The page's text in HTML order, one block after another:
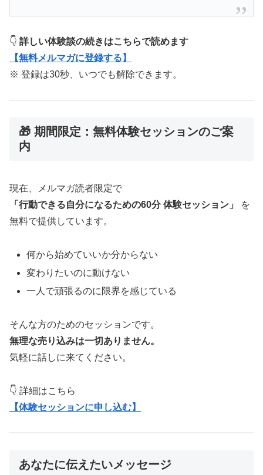
👇 詳しい体験談の続きはこちらで読めます
【無料メルマガに登録する】
※ 登録は30秒、いつでも解除できます。
🎁 期間限定：無料体験セッションのご案
内
現在、メルマガ読者限定で
「行動できる自分になるための60分 体験セッション」
を
無料で提供しています。
何から始めていいか分からない
変わりたいのに動けない
一人で頑張るのに限界を感じている
そんな方のためのセッションです。
無理な売り込みは一切ありません。
気軽に話しに来てください。
👇 詳細はこちら
【体験セッションに申し込む】
あなたに伝えたいメッセージ